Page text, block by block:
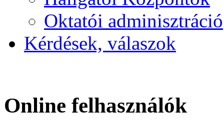
Oktatói adminisztráció
Kérdések, válaszok
Online felhasználók